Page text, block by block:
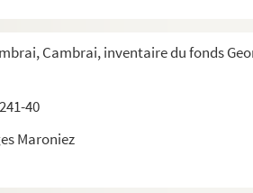
Cambrai, inventaire du fonds
40
Maroniez
en intérieur
et ses neveux
de Maroniez, tenant la main à une